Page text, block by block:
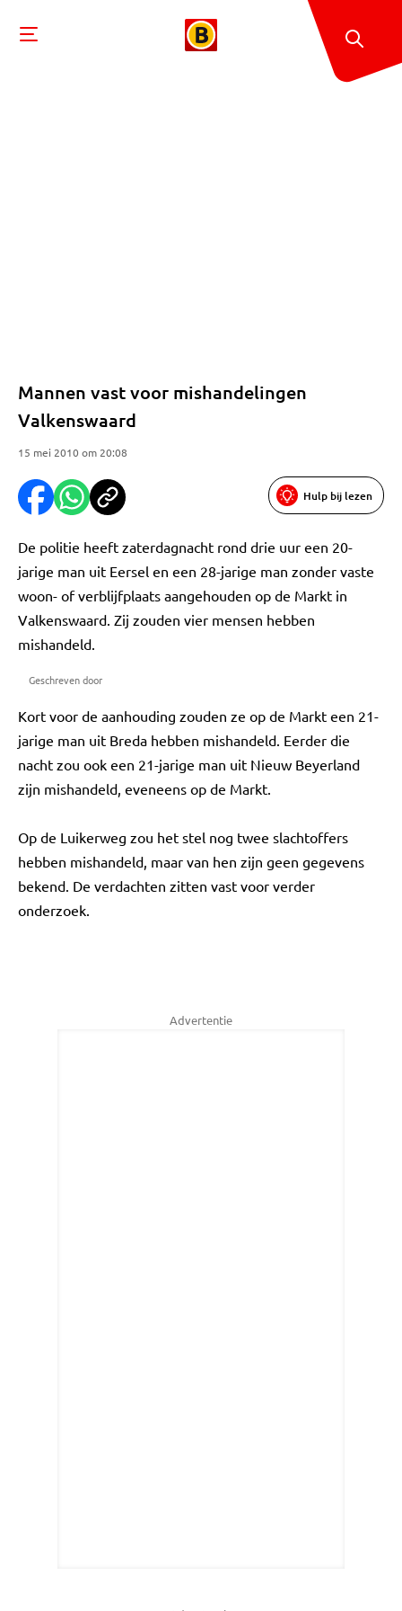
Mannen vast voor mishandelingen
Valkenswaard
15 mei 2010 om 20:08
Hulp bij lezen
De politie heeft zaterdagnacht rond drie uur een 20-
jarige man uit Eersel en een 28-jarige man zonder vaste
woon- of verblijfplaats aangehouden op de Markt in
Valkenswaard. Zij zouden vier mensen hebben
mishandeld.
Geschreven door
Kort voor de aanhouding zouden ze op de Markt een 21-
jarige man uit Breda hebben mishandeld. Eerder die
nacht zou ook een 21-jarige man uit Nieuw Beyerland
zijn mishandeld, eveneens op de Markt.
Op de Luikerweg zou het stel nog twee slachtoffers
hebben mishandeld, maar van hen zijn geen gegevens
bekend. De verdachten zitten vast voor verder
onderzoek.
Advertentie